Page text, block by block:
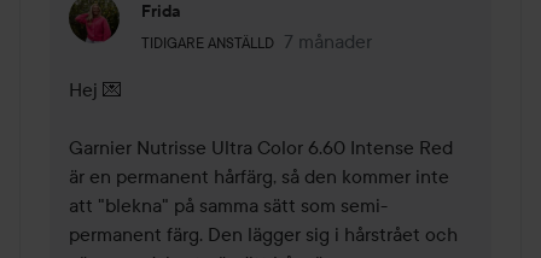
Frida
TIDIGARE ANSTÄLLD
Användarens roll: Tidigare anställd.
7 månader
Kommentaren lades 7
Hej 💌
Garnier Nutrisse Ultra Color 6.60 Intense Red
är en permanent hårfärg, så den kommer inte
att "blekna" på samma sätt som semi-
permanent färg. Den lägger sig i hårstrået och